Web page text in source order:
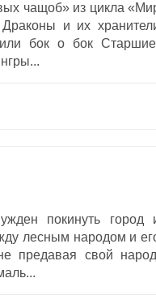
чащоб» из цикла
и их
бок о бок
покинуть город
лесным народом и
предавая свой